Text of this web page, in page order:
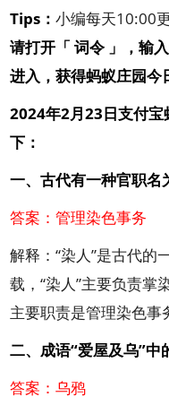
Tips：小编每天10:00
请打开「词令 」，输
进入，获得蚂蚁庄园今
2024年2月23日支付宝
下：
一、古代有一种官职名
答案：管理染色事务
解释：“染人”是古代的
载，“染人”主要负责掌
主要职责是管理染色事
二、 成语“爱屋及乌”中
答案：乌鸦